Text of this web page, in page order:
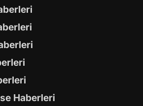
Haberleri